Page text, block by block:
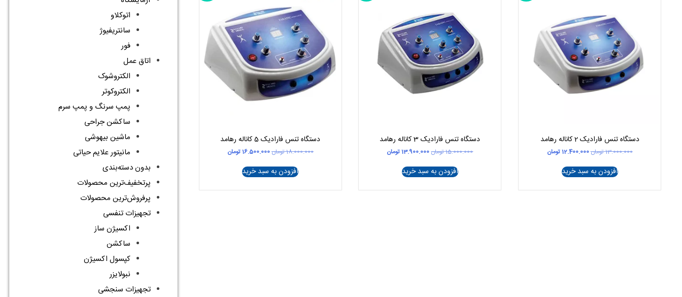
دستگاه تنس فارادیک 2 کاناله رهامد
13.000.000تومانقیمت
13.000.000 تومان
بود.
12.400.000تومان
افزودن به سبد خرید
دستگاه تنس فارادیک 3 کاناله رهامد
15.000.000تومانقیمت
15.000.000 تومان
بود.
13.900.000تومانقیمت
افزودن به سبد خرید
دستگاه تنس فارادیک 5 کاناله رهامد
18.000.000تومانقیمت
18.000.000 تومان
بود.
16.500.000تومان
افزودن به سبد خرید
اتوکلاو
سانتریفیوژ
فور
اتاق عمل
الکتروشوک
الکتروکوتر
پمپ سرنگ و پمپ سرم
ساکشن جراحی
ماشین بیهوشی
مانیتور علایم حیاتی
بدون دسته‌بندی
پرتخفیف‌ترین محصولات
پرفروش‌ترین محصولات
تجهیزات تنفسی
اکسیژن ساز
ساکشن
کپسول اکسیژن
نبولایزر
تجهیزات سنجشی